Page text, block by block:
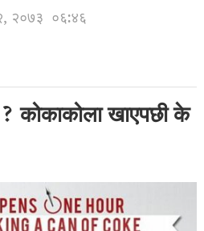
२०७३ ०६:४६
कोकाकोला खाएपछी के